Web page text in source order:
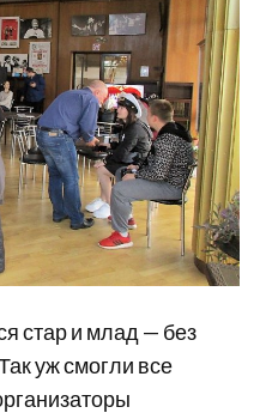
стар и млад — без
уж смогли все